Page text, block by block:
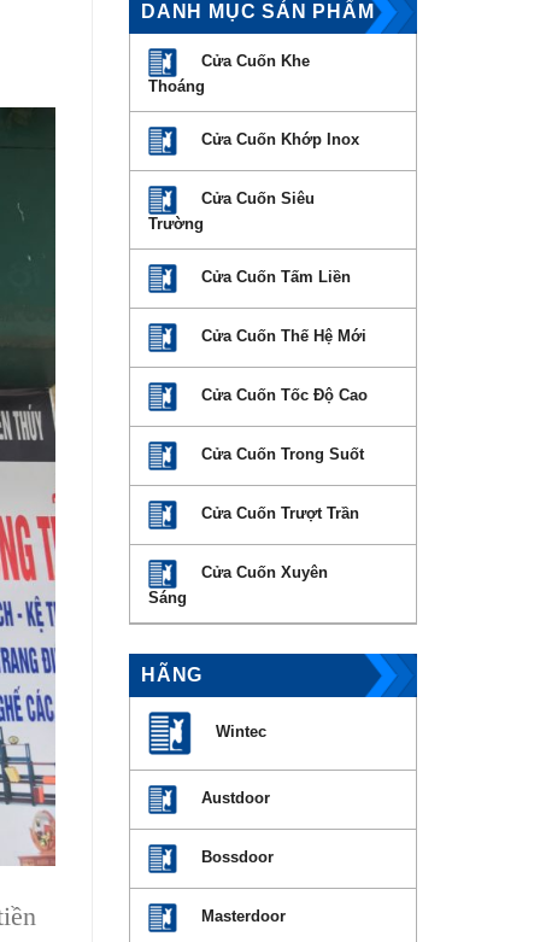
DANH MỤC SẢN PHẨM
Cửa Cuốn Khe
Thoáng
Cửa Cuốn Khớp Inox
Cửa Cuốn Siêu
Trường
Cửa Cuốn Tấm Liền
Cửa Cuốn Thế Hệ Mới
Cửa Cuốn Tốc Độ Cao
Cửa Cuốn Trong Suốt
Cửa Cuốn Trượt Trần
Cửa Cuốn Xuyên
Sáng
HÃNG
Wintec
Austdoor
Bossdoor
Masterdoor